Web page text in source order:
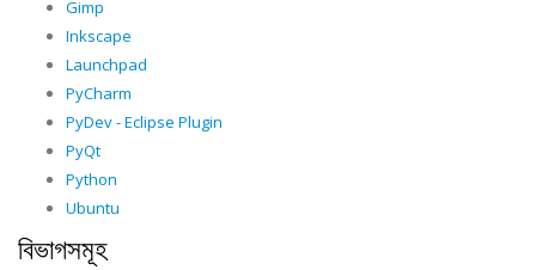
Gimp
Inkscape
Launchpad
PyCharm
PyDev - Eclipse Plugin
PyQt
Python
Ubuntu
বিভাগসমূহ